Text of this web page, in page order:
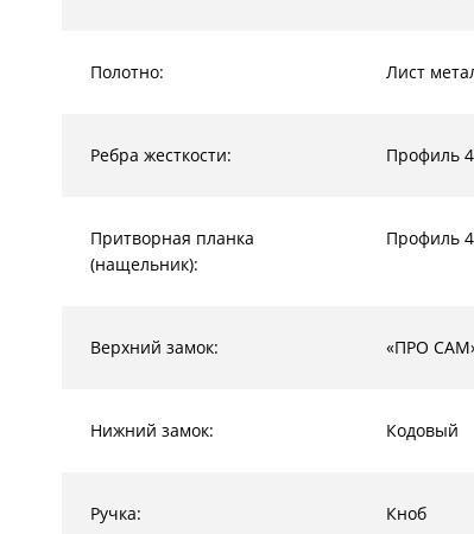
Полотно: Лист
Ребра жесткости: Профиль
Притворная планка
(нащельник):
Профиль
Верхний замок: «ПРО
Нижний замок: Кодовый
Ручка: Кноб